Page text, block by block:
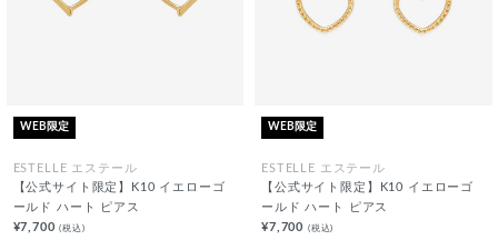
WEB限定
ESTELLE エステール
【公式サイト限定】K10 イエローゴ
ールド ハート ピアス
¥7,700(税込)
WEB限定
ESTELLE エステール
【公式サイト限定】K10 イエローゴ
ールド ハート ピアス
¥7,700 (税込)